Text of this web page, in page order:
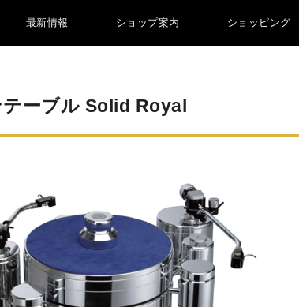
最新情報 ショップ案内 ショッピング
ーブル Solid Royal